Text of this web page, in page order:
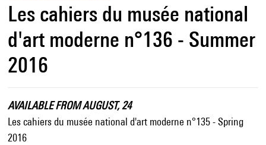
Les cahiers du musée national
d'art moderne n°136 - Summer
2016
AVAILABLE FROM AUGUST, 24
Les cahiers du musée national d'art moderne n°135 - Spring
2016